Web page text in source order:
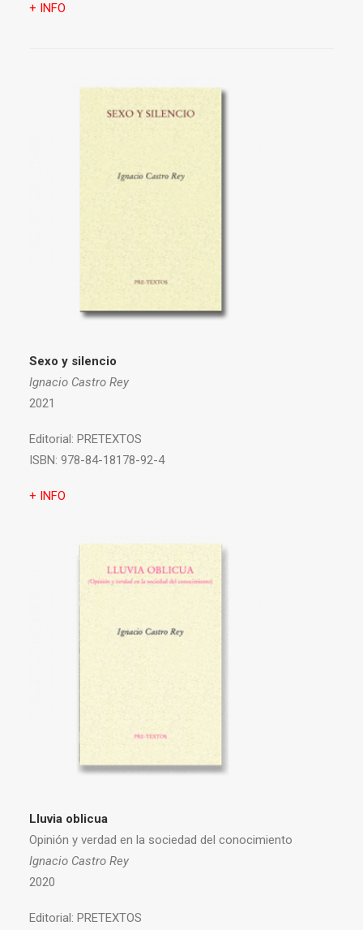
+ INFO
Sexo y silencio
Ignacio Castro Rey
2021
Editorial: PRETEXTOS
ISBN: 978-84-18178-92-4
+ INFO
Lluvia oblicua
Opinión y verdad en la sociedad del conocimiento
Ignacio Castro Rey
2020
Editorial: PRETEXTOS